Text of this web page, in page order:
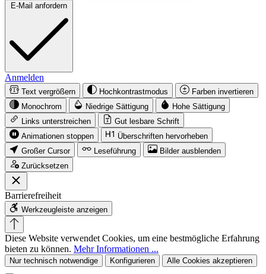
E-Mail anfordern
Anmelden
Text vergrößern Hochkontrastmodus
Farben invertieren
Monochrom
Niedrige Sättigung
Hohe Sättigung
Links unterstreichen
Gut lesbare Schrift
Animationen stoppen
Überschriften hervorheben
Großer Cursor
Leseführung
Bilder ausblenden
Zurücksetzen
Barrierefreiheit
Werkzeugleiste anzeigen
Diese Website verwendet Cookies, um eine bestmögliche Erfahrung
bieten zu können. Mehr Informationen ...
Nur technisch notwendige Konfigurieren Alle Cookies akzeptieren